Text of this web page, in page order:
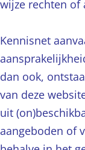
wijze rechten of
Kennisnet
dan ook,
van deze
uit
aangeboden of